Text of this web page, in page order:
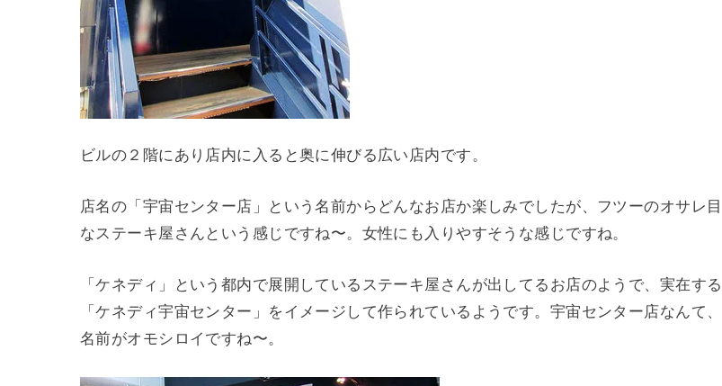
ビルの２階にあり店内に入ると奥に伸びる広い店内です。
店名の「宇宙センター店」という名前からどんなお店か楽しみでしたが、フツーのオサレ目
なステーキ屋さんという感じですね〜。女性にも入りやすそうな感じですね。
「ケネディ」という都内で展開しているステーキ屋さんが出してるお店のようで、実在する
「ケネディ宇宙センター」をイメージして作られているようです。宇宙センター店なんて、
名前がオモシロイですね〜。